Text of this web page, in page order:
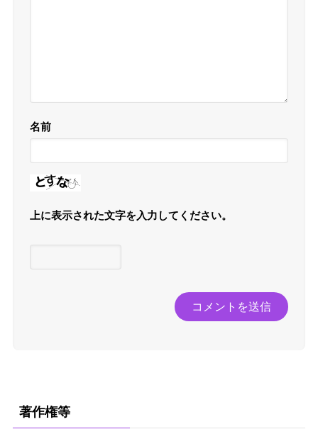
名前
上に表示された文字を入力してください。
著作権等